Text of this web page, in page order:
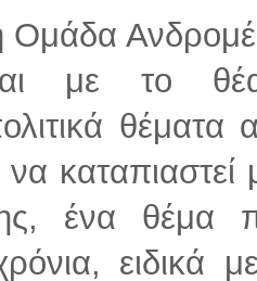
Ομάδα
με το
ένα θέμα
ειδικά